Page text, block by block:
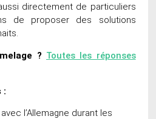
directement de particuliers
de proposer des solutions
? Toutes les réponses
:
l’Allemagne durant les